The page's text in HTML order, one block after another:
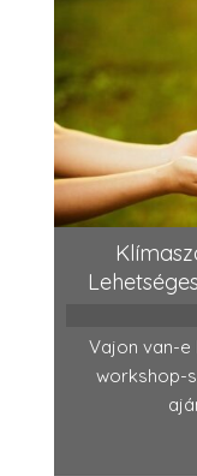
Vajon van-e
workshop-